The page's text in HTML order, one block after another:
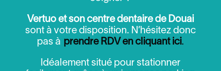
Vertuo et son centre dentaire de Douai
sont à votre disposition. N’hésitez donc
pas à prendre RDV en cliquant ici.
Idéalement situé pour stationner